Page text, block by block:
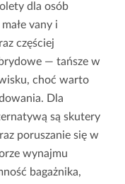
dla osób
vany i
częściej
— tańsze w
choć warto
Dla
są skutery
poruszanie się w
wynajmu
bagażnika,